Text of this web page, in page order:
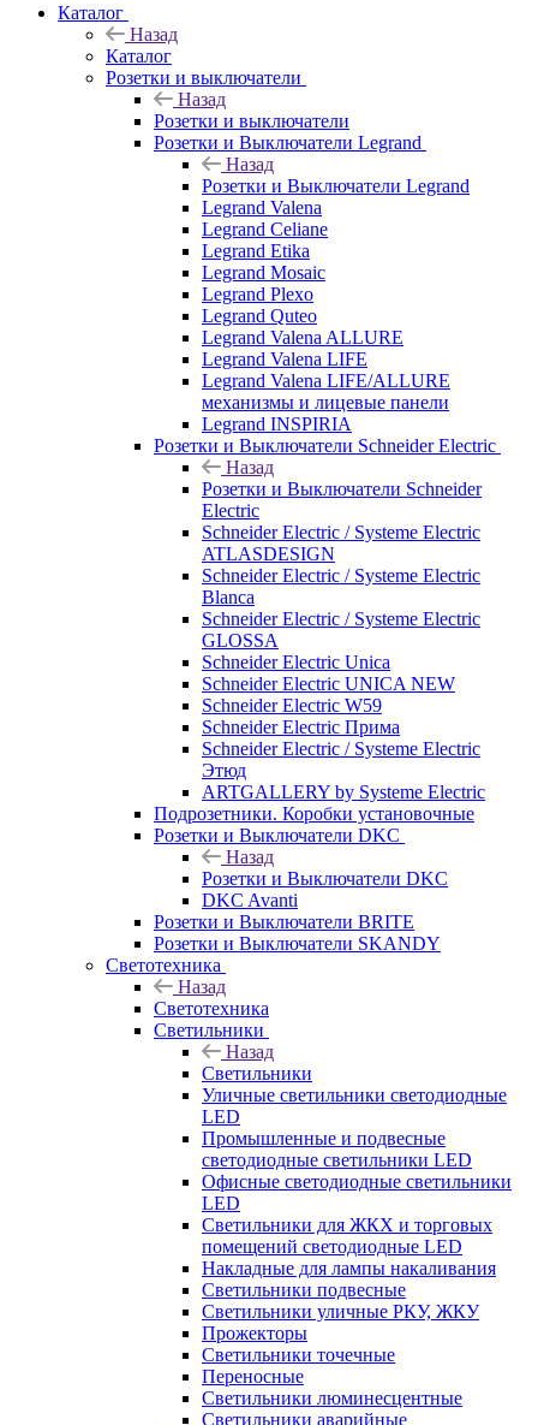
Каталог
Назад
Каталог
Розетки и выключатели
Назад
Розетки и выключатели
Розетки и Выключатели Legrand
Назад
Розетки и Выключатели Legrand
Legrand Valena
Legrand Celiane
Legrand Etika
Legrand Mosaic
Legrand Plexo
Legrand Quteo
Legrand Valena ALLURE
Legrand Valena LIFE
Legrand Valena LIFE/ALLURE
механизмы и лицевые панели
Legrand INSPIRIA
Розетки и Выключатели Schneider Electric
Назад
Розетки и Выключатели Schneider
Electric
Schneider Electric / Systeme Electric
ATLASDESIGN
Schneider Electric / Systeme Electric
Blanca
Schneider Electric / Systeme Electric
GLOSSA
Schneider Electric Unica
Schneider Electric UNICA NEW
Schneider Electric W59
Schneider Electric Прима
Schneider Electric / Systeme Electric
Этюд
ARTGALLERY by Systeme Electric
Подрозетники. Коробки установочные
Розетки и Выключатели DKC
Назад
Розетки и Выключатели DKC
DKC Avanti
Розетки и Выключатели BRITE
Розетки и Выключатели SKANDY
Светотехника
Назад
Светотехника
Светильники
Назад
Светильники
Уличные светильники светодиодные
LED
Промышленные и подвесные
светодиодные светильники LED
Офисные светодиодные светильники
LED
Светильники для ЖКХ и торговых
помещений светодиодные LED
Накладные для лампы накаливания
Светильники подвесные
Светильники уличные РКУ, ЖКУ
Прожекторы
Cветильники точечные
Переносные
Светильники люминесцентные
Светильники аварийные